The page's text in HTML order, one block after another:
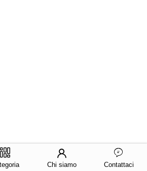
Chi siamo Contattaci